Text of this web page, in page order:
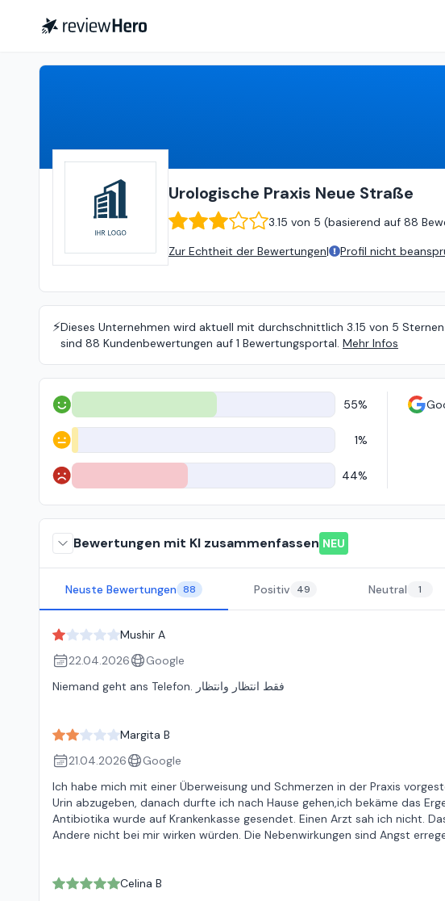
Urologische Praxis Neue Straße
3.15 von 5 (basierend auf 88
Zur Echtheit der Bewertungen| Profil nicht
⚡️Dieses Unternehmen wird aktuell mit durchschnittlich 3.15 von 5
sind 88 Kundenbewertungen auf 1 Bewertungsportal. Mehr Infos
Positiv 55%
Neutral 1%
Negativ 44%
Bewertungen mit KI zusammenfassen NEU
Neuste Bewertungen 88 Positiv 49 Neutral 1
Mushir A
22.04.2026
Google
Niemand geht ans Telefon. فقط انتظار وانتظار
Margita B
21.04.2026
Google
Ich habe mich mit einer Überweisung und Schmerzen in der Praxis
Urin abzugeben, danach durfte ich nach Hause gehen,ich bekäme das
Antibiotika wurde auf Krankenkasse gesendet. Einen Arzt sah ich nicht.
Andere nicht bei mir wirken würden. Die Nebenwirkungen sind Angst
Celina B